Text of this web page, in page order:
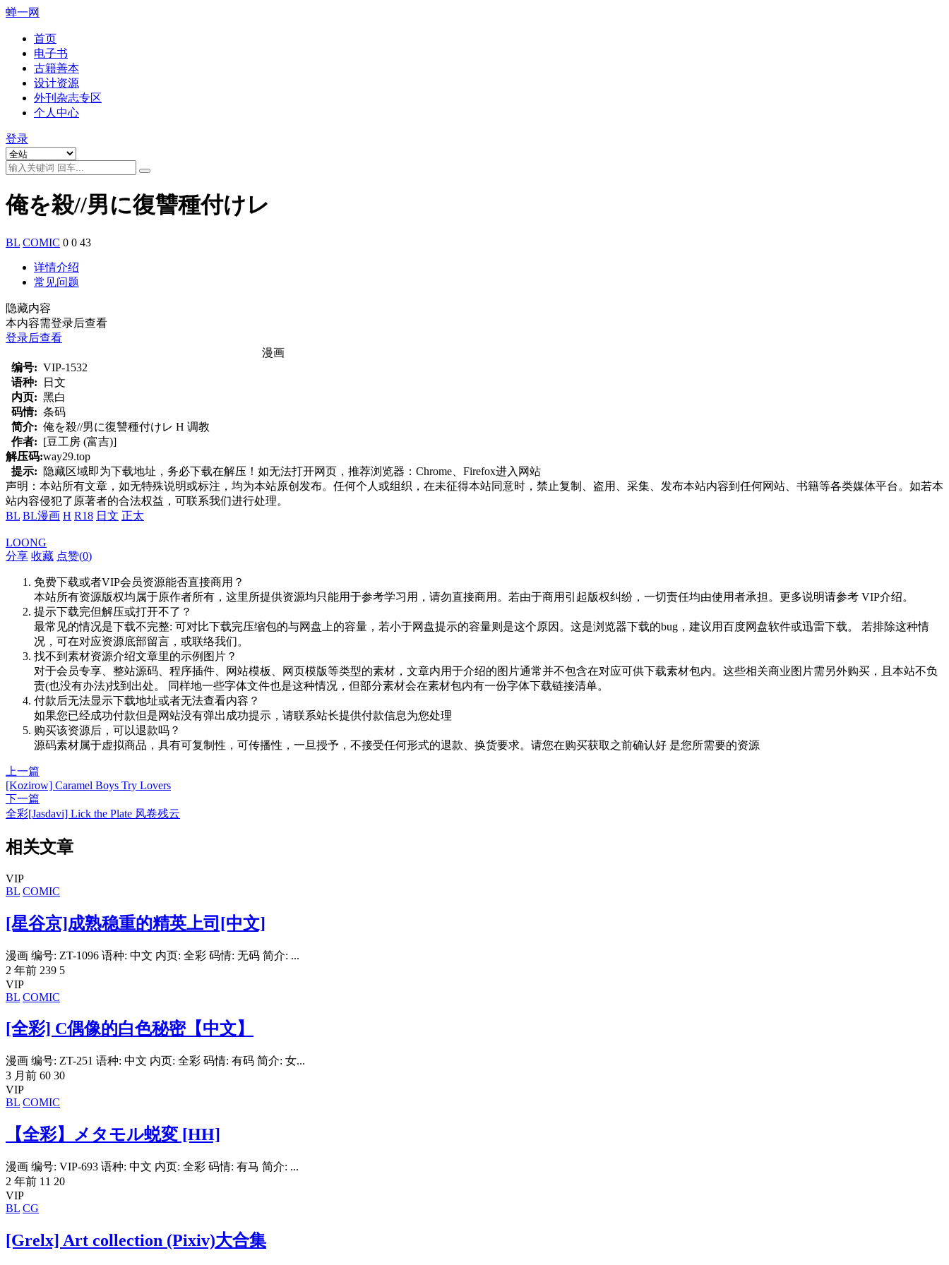
蝉一网
首页
电子书
古籍善本
设计资源
外刊杂志专区
个人中心
登录
俺を殺//男に復讐種付けレ
BL COMIC 0 0 43
详情介绍
常见问题
隐藏内容
本内容需登录后查看
登录后查看
漫画
编号: VIP-1532
语种:
日文
内页: 黑白
码情: 条码
简介: 俺を殺//男に復讐種付けレ H 调教
作者: [豆工房 (富吉)]
解压码:way29.top
提示:
隐藏区域即为下载地址，务必下载在解压！如无法打开网页，推荐浏览器：Chrome、Firefox进入网站
声明：本站所有文章，如无特殊说明或标注，均为本站原创发布。任何个人或组织，在未征得本站同意时，禁止复制、盗用、采集、发布本站内容到任何网站、书籍等各类媒体平台。如若本
站内容侵犯了原著者的合法权益，可联系我们进行处理。
BL BL漫画 H R18 日文 正太
LOONG
分享 收藏 点赞(0)
免费下载或者VIP会员资源能否直接商用？
本站所有资源版权均属于原作者所有，这里所提供资源均只能用于参考学习用，请勿直接商用。若由于商用引起版权纠纷，一切责任均由使用者承担。更多说明请参考 VIP介绍。
提示下载完但解压或打开不了？
最常见的情况是下载不完整: 可对比下载完压缩包的与网盘上的容量，若小于网盘提示的容量则是这个原因。这是浏览器下载的bug，建议用百度网盘软件或迅雷下载。 若排除这种情
况，可在对应资源底部留言，或联络我们。
找不到素材资源介绍文章里的示例图片？
对于会员专享、整站源码、程序插件、网站模板、网页模版等类型的素材，文章内用于介绍的图片通常并不包含在对应可供下载素材包内。这些相关商业图片需另外购买，且本站不负
责(也没有办法)找到出处。 同样地一些字体文件也是这种情况，但部分素材会在素材包内有一份字体下载链接清单。
付款后无法显示下载地址或者无法查看内容？
如果您已经成功付款但是网站没有弹出成功提示，请联系站长提供付款信息为您处理
购买该资源后，可以退款吗？
源码素材属于虚拟商品，具有可复制性，可传播性，一旦授予，不接受任何形式的退款、换货要求。请您在购买获取之前确认好 是您所需要的资源
上一篇
[Kozirow] Caramel Boys Try Lovers
下一篇
全彩[Jasdavi] Lick the Plate 风卷残云
相关文章
VIP
BL COMIC
[星谷京]成熟稳重的精英上司[中文]
漫画 编号: ZT-1096 语种: 中文 内页: 全彩 码情: 无码 简介: ...
2 年前 239 5
VIP
BL COMIC
[全彩] C偶像的白色秘密【中文】
漫画 编号: ZT-251 语种: 中文 内页: 全彩 码情: 有码 简介: 女...
3 月前 60 30
VIP
BL COMIC
【全彩】メタモル蜕変 [HH]
漫画 编号: VIP-693 语种: 中文 内页: 全彩 码情: 有马 简介: ...
2 年前 11 20
VIP
BL CG
[Grelx] Art collection (Pixiv)大合集